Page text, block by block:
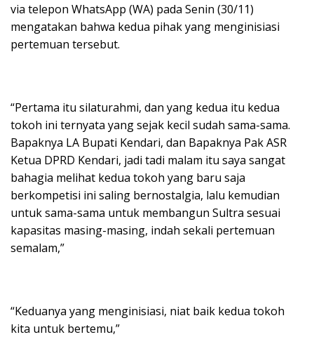
via telepon WhatsApp (WA) pada Senin (30/11)
mengatakan bahwa kedua pihak yang menginisiasi
pertemuan tersebut.
“Pertama itu silaturahmi, dan yang kedua itu kedua
tokoh ini ternyata yang sejak kecil sudah sama-sama.
Bapaknya LA Bupati Kendari, dan Bapaknya Pak ASR
Ketua DPRD Kendari, jadi tadi malam itu saya sangat
bahagia melihat kedua tokoh yang baru saja
berkompetisi ini saling bernostalgia, lalu kemudian
untuk sama-sama untuk membangun Sultra sesuai
kapasitas masing-masing, indah sekali pertemuan
semalam,”
“Keduanya yang menginisiasi, niat baik kedua tokoh
kita untuk bertemu,”